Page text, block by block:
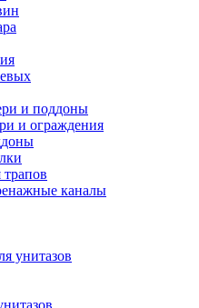
и поддоны
и ограждения
каналы
унитазов